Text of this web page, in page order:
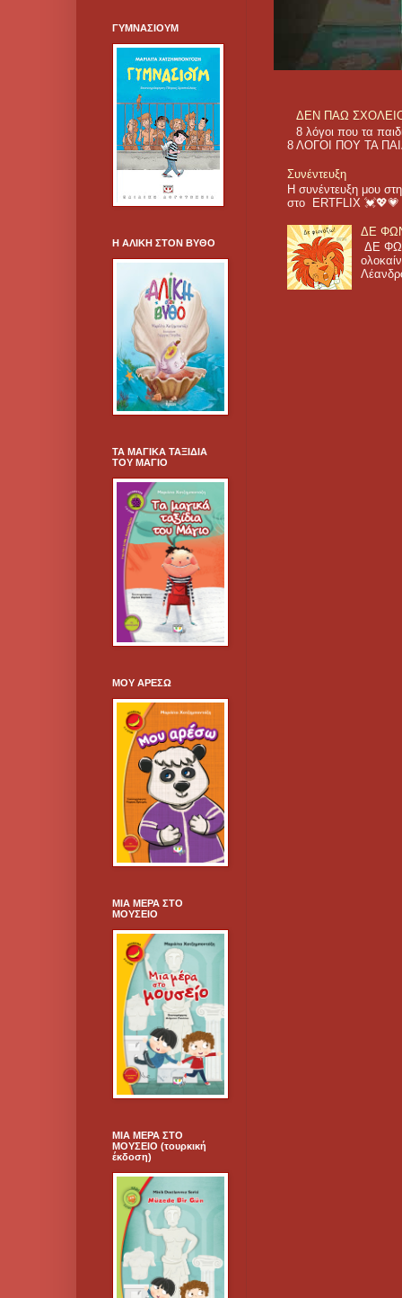
ΔΕΝ ΠΑΩ ΣΧΟΛΕΙΟ!
8 λόγοι που τα
8 ΛΟΓΟΙ ΠΟΥ ΤΑ
Συνέντευξη
Η συνέντευξη μου
στο ERTFLIX
ΔΕ
ΔΕ
ΓΥΜΝΑΣΙΟΥΜ
Η ΑΛΙΚΗ ΣΤΟΝ ΒΥΘΟ
ΤΑ ΜΑΓΙΚΑ ΤΑΞΙΔΙΑ
ΤΟΥ ΜΑΓΙΟ
ΜΟΥ ΑΡΕΣΩ
ΜΙΑ ΜΕΡΑ ΣΤΟ
ΜΟΥΣΕΙΟ
ΜΙΑ ΜΕΡΑ ΣΤΟ
ΜΟΥΣΕΙΟ (τουρκική
έκδοση)